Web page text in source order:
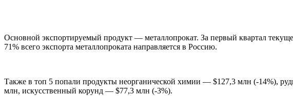
Основной экспортируемый продукт — металлопрокат. За первый квартал
71% всего экспорта металлопроката направляется в Россию.
Также в топ 5 попали продукты неорганической химии — $127,3 млн (-14%),
млн, искусственный корунд — $77,3 млн (-3%).